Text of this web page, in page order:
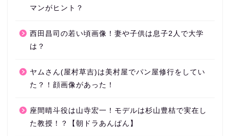
マンがヒント？
西田昌司の若い頃画像！妻や子供は息子2人で大学
は？
ヤムさん(屋村草吉)は美村屋でパン屋修行をしてい
た？！顔画像があった！
座間晴斗役は山寺宏一！モデルは杉山豊桔で実在し
た教授！？【朝ドラあんぱん】